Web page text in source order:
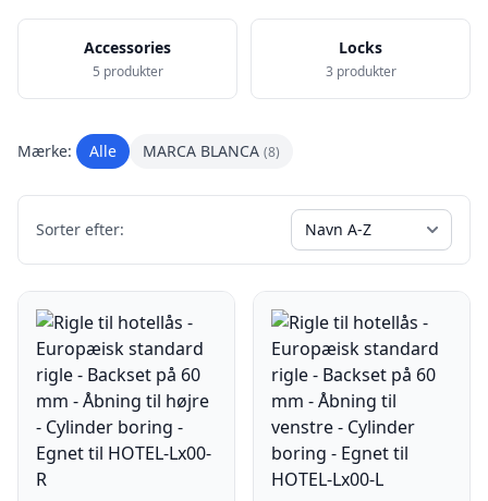
Accessories
5 produkter
Locks
3 produkter
Mærke: Alle MARCA BLANCA (8)
Sorter efter: